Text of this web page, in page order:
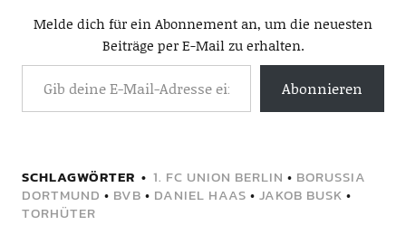
Melde dich für ein Abonnement an, um die neuesten
Beiträge per E-Mail zu erhalten.
Abonnieren
SCHLAGWÖRTER 1. FC UNION BERLIN • BORUSSIA
DORTMUND • BVB • DANIEL HAAS • JAKOB BUSK •
TORHÜTER